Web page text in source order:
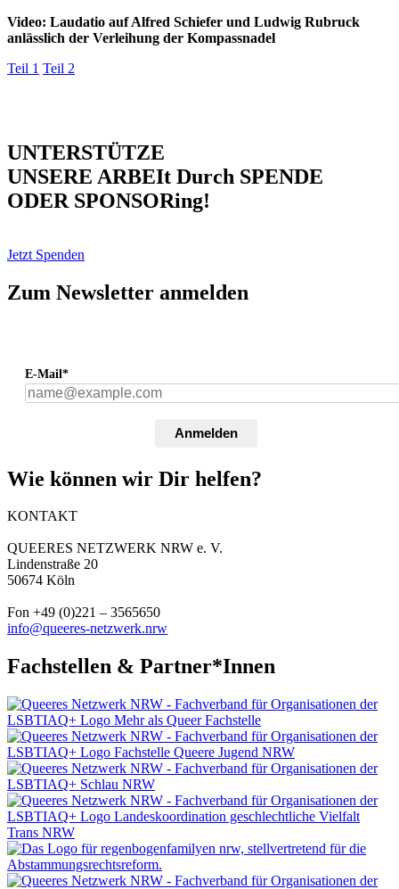
Video: Laudatio auf Alfred Schiefer und Ludwig Rubruck
anlässlich der Verleihung der Kompassnadel
Teil 1 Teil 2
UNTERSTÜTZE
UNSERE ARBEIt Durch SPENDE
ODER SPONSORing!
Jetzt Spenden
Zum Newsletter anmelden
E-Mail*
Anmelden
Wie können wir Dir helfen?
KONTAKT
QUEERES NETZWERK NRW e. V.
Lindenstraße 20
50674 Köln
Fon +49 (0)221 – 3565650
info@queeres-netzwerk.nrw
Fachstellen & Partner*Innen